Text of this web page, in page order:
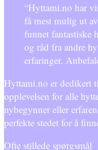
“Hyttami.no har
få mest mulig ut
funnet fantastiske
og råd fra andre
erfaringer.
Hyttami.no er dedikert
opplevelsen for alle
nybegynner eller
perfekte stedet for å
Ofte stillede spørgsmål